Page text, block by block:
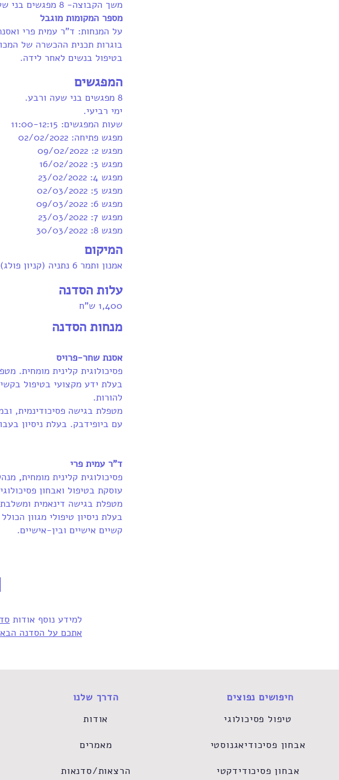
משך הקבוצה- 8 מפגשים בני שעה ורבע. החל מה- 2.2.22 ימי רביעי.
מספר המקומות מוגבל
על המנחות: ד"ר עמית פרי
בוגרות תכנית ההכשרה של
בטיפול בנשים לאחר לידה.
המפגשים
8 מפגשים בני שעה ורבע.
ימי רביעי.
שעות המפגשים: 11:00-12:15
מפגש פתיחה: 02/02/2022
מפגש 2: 09/02/2022
מפגש 3: 16/02/2022
מפגש 4: 23/02/2022
מפגש 5: 02/03/2022
מפגש 6: 09/03/2022
מפגש 7: 23/03/2022
מפגש 8: 30/03/2022
המיקום
אמנון ותמר 6 נתניה (קניון פולג)
עלות הסדנה
1,400 ש"ח
אסנת שחר-פרויס
פסיכולוגית קלינית מומחית.
בעלת ידע מקצועי בטיפול
להורות.
מטפלת בגישה פסיכודינמית,
עם ביופידבק. בעלת ניסיון
מנחות הסדנה
ד"ר עמית פרי
פסיכולוגית קלינית מומחית,
עוסקת בטיפול ואבחון
בעלת ניסיון טיפולי מגוון
קשיים אישיים ובין-אישיים.
למידע נוסף אודות
אתכם על הסדנה
הדרך שלנו
אודות
מאמרים
הרצאות/סדנאות
חיפושים נפוצים
טיפול פסיכולוגי
אבחון פסיכודיאגנוסטי
אבחון פסיכודידקטי